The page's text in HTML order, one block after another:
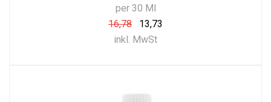
per 30 Ml
16,78
13,73
inkl. MwSt